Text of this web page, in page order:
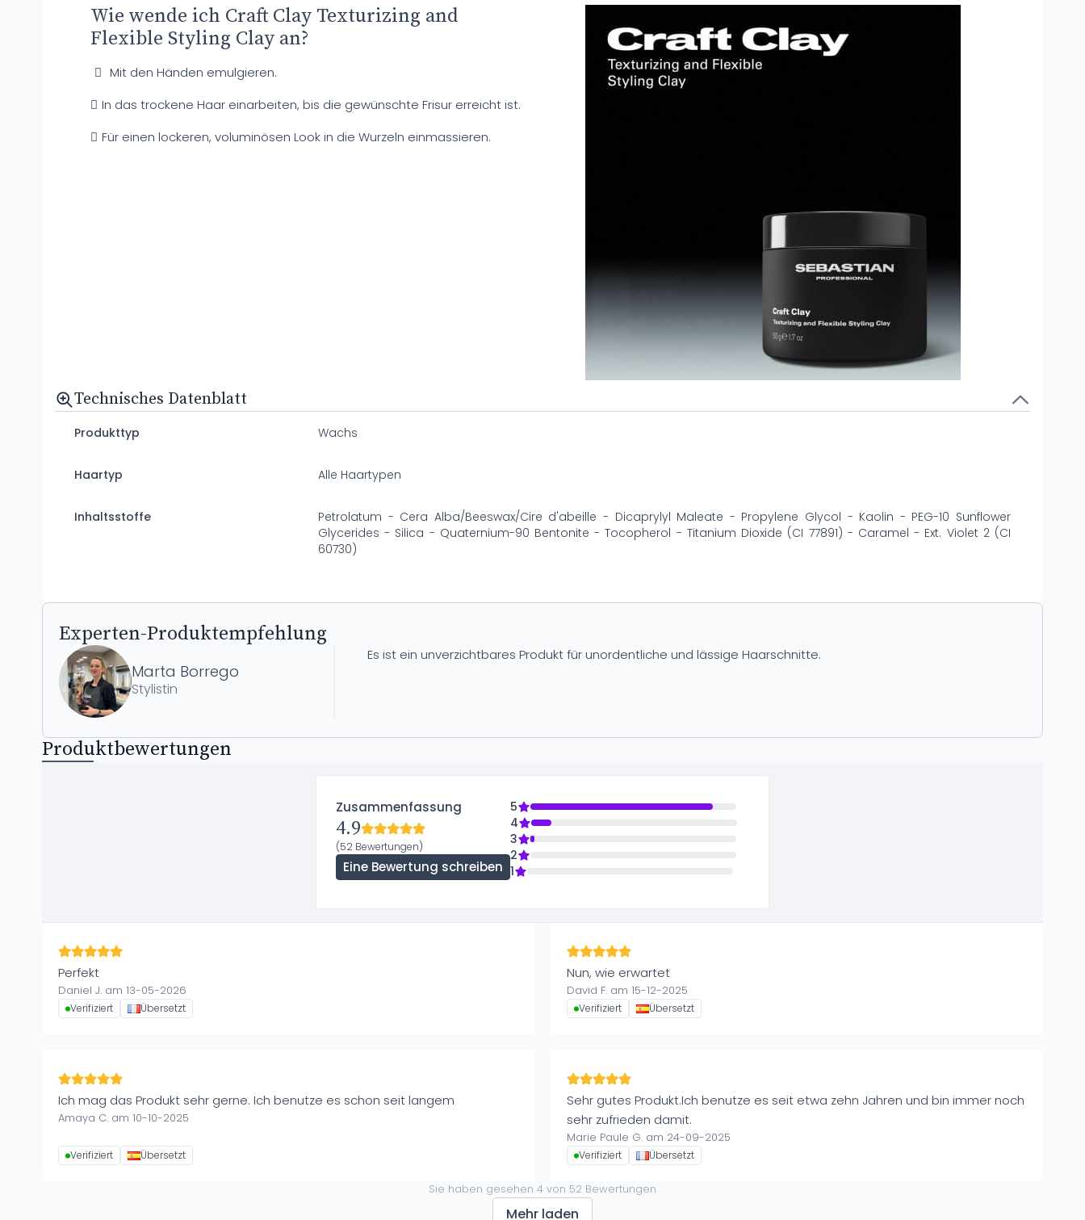
Wie wende ich Craft Clay Texturizing and
Flexible Styling Clay an?
Mit den Händen emulgieren.
In das trockene Haar einarbeiten, bis die gewünschte Frisur erreicht ist.
Für einen lockeren, voluminösen Look in die Wurzeln einmassieren.
Technisches Datenblatt
Produkttyp Wachs
Haartyp Alle Haartypen
Inhaltsstoffe
Petrolatum - Cera Alba/Beeswax/Cire d'abeille - Dicaprylyl Maleate - Propylene Glycol - Kaolin - PEG-10 Sunflower
Glycerides - Silica - Quaternium-90 Bentonite - Tocopherol - Titanium Dioxide (CI 77891) - Caramel - Ext. Violet 2 (CI
60730)
Experten-Produktempfehlung
Marta Borrego
Stylistin
Es ist ein unverzichtbares Produkt für unordentliche und lässige Haarschnitte.
Produktbewertungen
Zusammenfassung
4.9
(52 Bewertungen)
Eine Bewertung schreiben
5
4
3
2
1
Perfekt
Daniel J. am 13-05-2026
Verifiziert Übersetzt
Nun, wie erwartet
David F. am 15-12-2025
Verifiziert Übersetzt
Ich mag das Produkt sehr gerne. Ich benutze es schon seit langem
Amaya C. am 10-10-2025
Verifiziert Übersetzt
Sehr gutes Produkt.Ich benutze es seit etwa zehn Jahren und bin immer noch
sehr zufrieden damit.
Marie Paule G. am 24-09-2025
Verifiziert Übersetzt
Sie haben gesehen 4 von 52 Bewertungen
Mehr laden